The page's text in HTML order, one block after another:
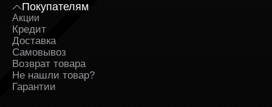
Покупателям
Акции
Кредит
Доставка
Самовывоз
Возврат товара
Не нашли товар?
Гарантии